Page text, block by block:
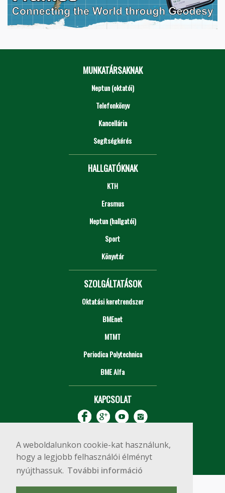
A weboldalunkon cookie-kat használunk,
hogy a legjobb felhasználói élményt
nyújthassuk. További információ
MUNKATÁRSAKNAK
Neptun (oktatói)
Telefonkönyv
Kancellária
Segítségkérés
HALLGATÓKNAK
KTH
Erasmus
Neptun (hallgatói)
Sport
Könyvtár
SZOLGÁLTATÁSOK
Oktatási keretrendszer
BMEnet
MTMT
Periodica Polytechnica
BME Alfa
KAPCSOLAT